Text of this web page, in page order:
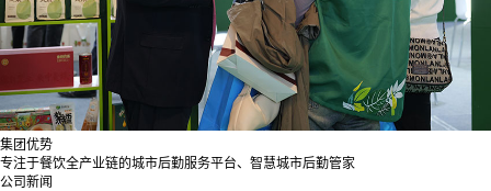
集团优势
专注于餐饮全产业链的城市后勤服务平台、智慧城市后勤管家
公司新闻